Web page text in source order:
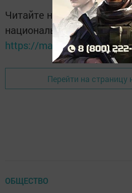
Читайте новости
национальном
https://max.ru/tatmedia
Перейти на страницу
ОБЩЕСТВО